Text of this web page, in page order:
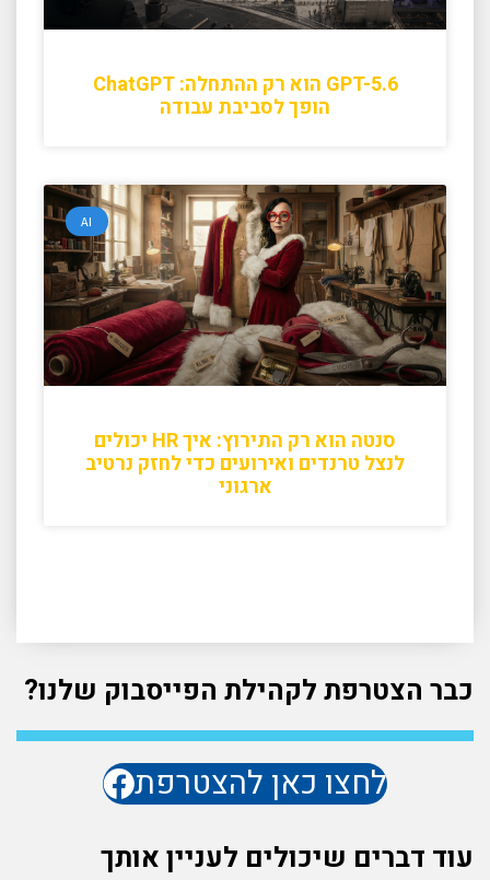
GPT-5.6 הוא רק ההתחלה: ChatGPT
הופך לסביבת עבודה
AI
סנטה הוא רק התירוץ: איך HR יכולים
לנצל טרנדים ואירועים כדי לחזק נרטיב
ארגוני
כבר הצטרפת לקהילת הפייסבוק שלנו?
לחצו כאן להצטרפת
עוד דברים שיכולים לעניין אותך